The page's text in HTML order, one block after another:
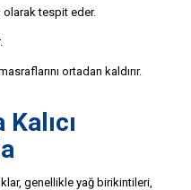
olarak tespit eder.
ortadan kaldırır.
genellikle yağ birikintileri,